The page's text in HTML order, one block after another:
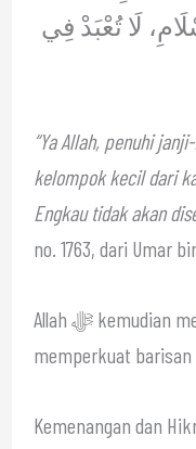
لَا تُعْبَدْ فِي
“Ya Allah, penuhi
kelompok kecil dari
Engkau tidak akan
Allah ﷻ kemudian menurunkan malaikat untuk
memperkuat barisan
Kemenangan dan